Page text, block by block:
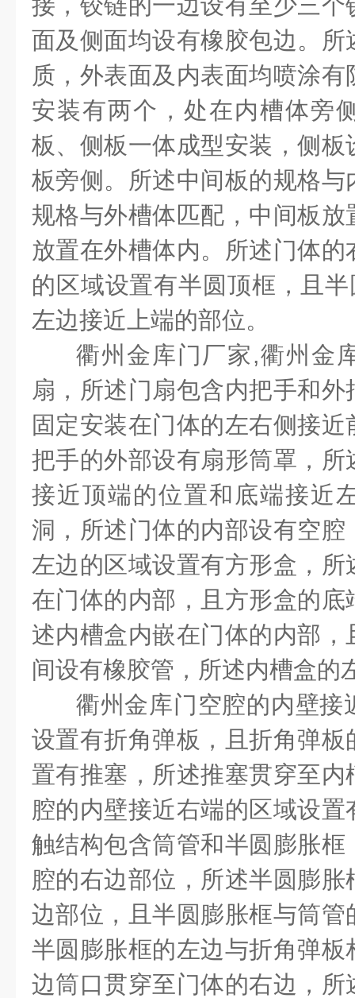
面及侧面均设有橡胶包边。
质，外表面及内表面均喷涂
安装有两个，处在内槽体旁
板、侧板一体成型安装，侧
板旁侧。所述中间板的规格
规格与外槽体匹配，中间板
放置在外槽体内。所述门体
的区域设置有半圆顶框，且
左边接近上端的部位。
衢州金库门厂家,衢州金
扇，所述门扇包含内把手和
固定安装在门体的左右侧接
把手的外部设有扇形筒罩，
接近顶端的位置和底端接近
洞，所述门体的内部设有空
左边的区域设置有方形盒，
在门体的内部，且方形盒的
述内槽盒内嵌在门体的内部
间设有橡胶管，所述内槽盒的
衢州金库门空腔的内壁接
设置有折角弹板，且折角弹
置有推塞，所述推塞贯穿至
腔的内壁接近右端的区域设
触结构包含筒管和半圆膨胀
腔的右边部位，所述半圆膨
边部位，且半圆膨胀框与筒
半圆膨胀框的左边与折角弹
边筒口贯穿至门体的右边，